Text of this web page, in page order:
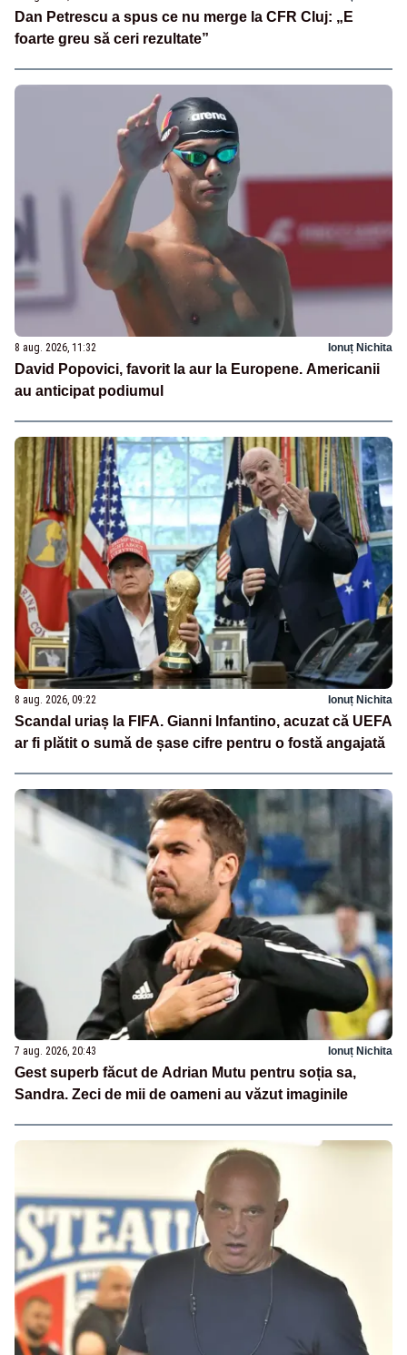
Dan Petrescu a spus ce nu merge la CFR Cluj: „E
foarte greu să ceri rezultate”
8 aug. 2026, 11:32 Ionuț Nichita
David Popovici, favorit la aur la Europene. Americanii
au anticipat podiumul
8 aug. 2026, 09:22 Ionuț Nichita
Scandal uriaș la FIFA. Gianni Infantino, acuzat că UEFA
ar fi plătit o sumă de șase cifre pentru o fostă angajată
7 aug. 2026, 20:43 Ionuț Nichita
Gest superb făcut de Adrian Mutu pentru soția sa,
Sandra. Zeci de mii de oameni au văzut imaginile